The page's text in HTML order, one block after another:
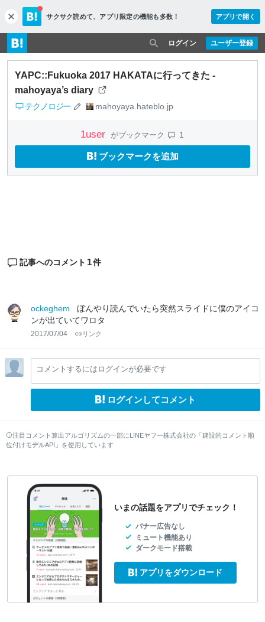
c
l
o
s
e
サクサク読めて、 アプリ限定の機能も多数！ アプリで開く
ユーザー登録
ログイン
YAPC::Fukuoka 2017 HAKATAに行ってきた -
mahoyaya’s diary
テクノロジー mahoyaya.hateblo.jp
1user がブックマーク 1
ブックマークを追加
記事へのコメント 1件
ockeghem
ぼんやり読んでいたら突然スライドに僕のアイコ
ンが出ていてワロタ
2017/07/04 リンク
コメントするにはログインが必要です
ログインしてコメント
注目コメント算出アルゴリズムの一部にLINEヤフー株式会社の「建設的コメント順
位付けモデルAPI」を使用しています
いまの話題をアプリでチェック！
バナー広告なし
ミュート機能あり
ダークモード搭載
アプリをダウンロード